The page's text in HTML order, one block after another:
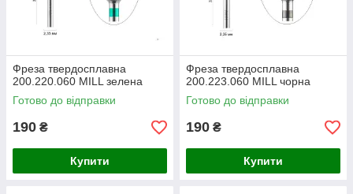
Фреза твердосплавна
200.220.060 MILL зелена
Готово до відправки
190 ₴
Купити
Фреза твердосплавна
200.223.060 MILL чорна
Готово до відправки
190 ₴
Купити